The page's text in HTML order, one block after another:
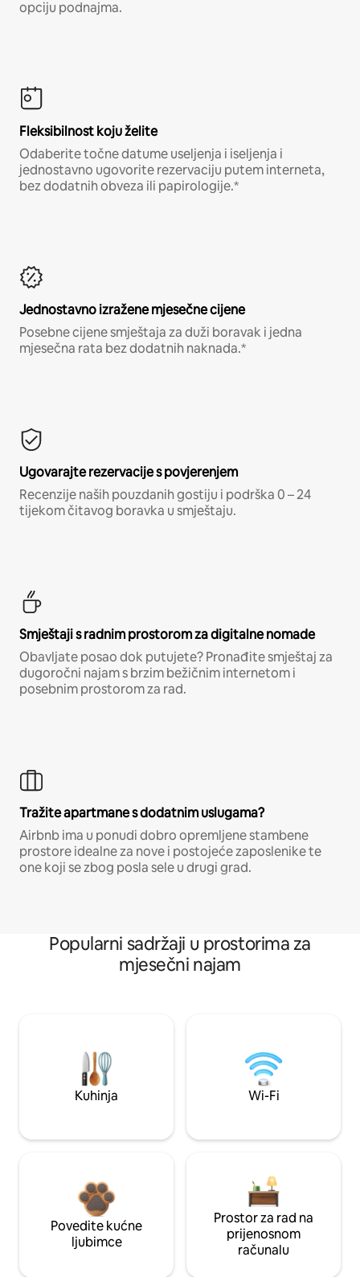
opciju podnajma.
Fleksibilnost koju želite
Odaberite točne datume useljenja i iseljenja i
jednostavno ugovorite rezervaciju putem interneta,
bez dodatnih obveza ili papirologije.*
Jednostavno izražene mjesečne cijene
Posebne cijene smještaja za duži boravak i jedna
mjesečna rata bez dodatnih naknada.*
Ugovarajte rezervacije s povjerenjem
Recenzije naših pouzdanih gostiju i podrška 0 – 24
tijekom čitavog boravka u smještaju.
Smještaji s radnim prostorom za digitalne nomade
Obavljate posao dok putujete? Pronađite smještaj za
dugoročni najam s brzim bežičnim internetom i
posebnim prostorom za rad.
Tražite apartmane s dodatnim uslugama?
Airbnb ima u ponudi dobro opremljene stambene
prostore idealne za nove i postojeće zaposlenike te
one koji se zbog posla sele u drugi grad.
Popularni sadržaji u prostorima za
mjesečni najam
Kuhinja Wi-Fi
Povedite kućne
ljubimce
Prostor za rad na
prijenosnom
računalu